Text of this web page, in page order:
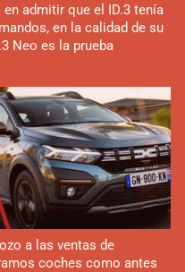
admitir que el ID.3 tenía
en la calidad de su
Neo es la prueba
a las ventas de
coches como antes